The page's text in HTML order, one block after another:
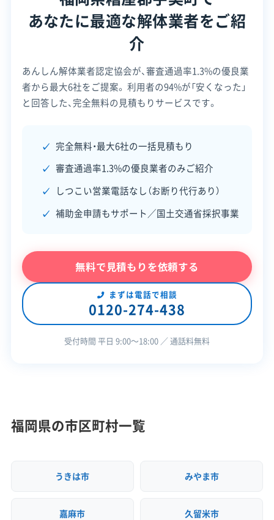
円）
ブロッ
ク塀等
撤去費
の3分
の2
（上限
円）
避難路や通学路などに面し、
高さ1m以上で危険性が確認
されたブロック塀。
※いずれの制度も、工事の契約前に町への事前相談
が必須です。予算には限りがあるため、早めに相談
※制度の最新情報や申請様式は、必ず自治体の公式
サイトをご確認ください。
宇美町の公式サイトで詳細を見る
解体で出る廃棄物は、近隣の公営施設や民間リ
1992年4月
4,000万円
営業時間 9:00～17:00
対応エリア 福岡県
建物構造 木造 鉄骨造 RC造
SRC造
内装解体
対応業務
産業廃棄物収集運搬業
公式HP 公式サイトを見る
許可番号
【建設業許可】
福岡県知事：第071462号
【産業廃棄物収集運搬業許可】
岡山県知事：第03300048632号
山口県知事：第03500048632号
宮崎県知事：第04500048632号
鹿児島県知事：第04606048632号
福岡県知事：第04020048632号
全部見る
安全対
あなたに最適な解体業者をご紹
介
あんしん解体業者認定協会が、審査通過率1.3%の優良業
者から最大6社をご提案。 利用者の94%が「安くなった」
と回答した、完全無料の見積もりサービスです。
完全無料・最大6社の一括見積もり
審査通過率1.3%の優良業者のみご紹介
しつこい営業電話なし（お断り代行あり）
補助金申請もサポート／国土交通省採択事業
無料で見積もりを依頼する
まずは電話で相談
0120-274-438
受付時間 平日 9:00〜18:00 ／ 通話料無料
福岡県の市区町村一覧
うきは市 みやま市
嘉麻市 久留米市